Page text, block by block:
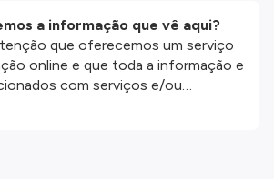
a informação que vê aqui?
que oferecemos um serviço
online e que toda a informação e
com serviços e/ou
no nosso website são